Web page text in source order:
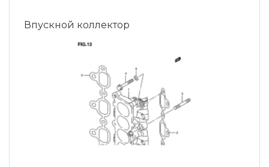
Впускной коллектор